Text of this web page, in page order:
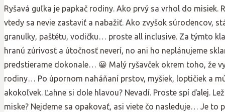
Ryšavá guľka je papkač rodiny. Ako prvý sa vrhol do
vtedy sa nevie zastaviť a nabažiť. Ako zvyšok súrodencov,
granulky, paštétu, vodičku… proste all inclusive. Za týmto
hranú zúrivosť a útočnosť neverí, no ani ho neplánujeme
predstierame dokonale… 😀 Malý ryšavček okrem toho, že
rodiny… Po úpornom naháňaní prstov, myšiek, loptičiek a
akokoľvek. Ľahne si dole hlavou? Nevadí. Proste spí ďalej.
miske? Nejdeme sa opakovať, asi viete čo nasleduje… Je to